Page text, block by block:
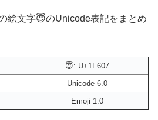
絵文字😇のUnicode表記をまとめ
😇: U+1F607
Unicode 6.0
Emoji 1.0